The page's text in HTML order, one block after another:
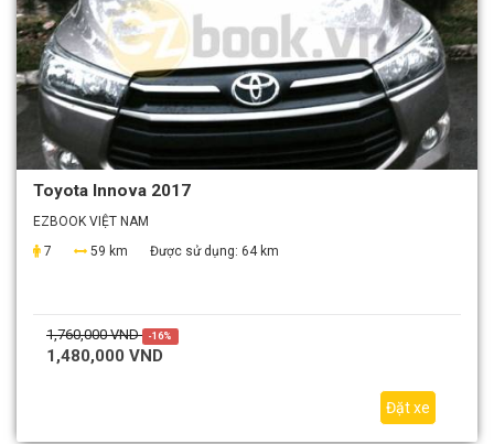
Toyota Innova 2017
EZBOOK VIỆT NAM
7
59 km Được sử dụng: 64 km
1,760,000 VND -16%
1,480,000 VND
Đặt xe